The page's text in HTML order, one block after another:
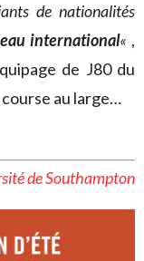
de nationalités
international« ,
de J80 du
au large…